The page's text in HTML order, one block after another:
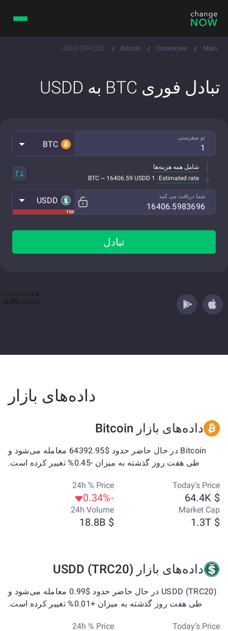
Main
Currencies
Bitcoin
USDD (TRC20)
تبادل فوری BTC به USDD
تو میفرستی
BTC
شامل همه هزینه‌ها
Estimated rate:
1 BTC ~ 16406.59 USDD
شما دریافت می کنید
TRX
USDD
تبادل
داده‌های بازار
داده‌های بازار Bitcoin
Bitcoin در حال حاضر حدود $64392.95 معامله می‌شود و
طی هفت روز گذشته به میزان -0.45% تغییر کرده است.
Today’s Price
$ 64.4K
24h % Price
-0.34%
Market Cap
$ 1.3T
24h Volume
$ 18.8B
داده‌های بازار USDD (TRC20)
USDD (TRC20) در حال حاضر حدود $0.99 معامله می‌شود و
طی هفت روز گذشته به میزان +0.01% تغییر کرده است.
Today’s Price
24h % Price